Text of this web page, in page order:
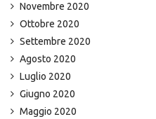
Novembre 2020
Ottobre 2020
Settembre 2020
Agosto 2020
Luglio 2020
Giugno 2020
Maggio 2020